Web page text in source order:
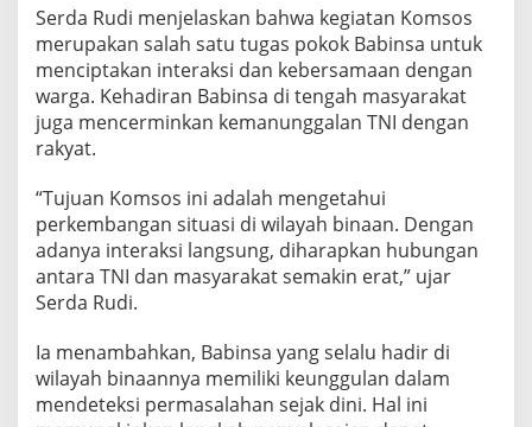
e
g
a
n
W
a
L
e
w
a
m
s
o
Serda Rudi menjelaskan bahwa kegiatan Komsos
merupakan salah satu tugas pokok Babinsa untuk
menciptakan interaksi dan kebersamaan dengan
warga. Kehadiran Babinsa di tengah masyarakat
juga mencerminkan kemanunggalan TNI dengan
rakyat.
“Tujuan Komsos ini adalah mengetahui
perkembangan situasi di wilayah binaan. Dengan
adanya interaksi langsung, diharapkan hubungan
antara TNI dan masyarakat semakin erat,” ujar
Serda Rudi.
Ia menambahkan, Babinsa yang selalu hadir di
wilayah binaannya memiliki keunggulan dalam
mendeteksi permasalahan sejak dini. Hal ini